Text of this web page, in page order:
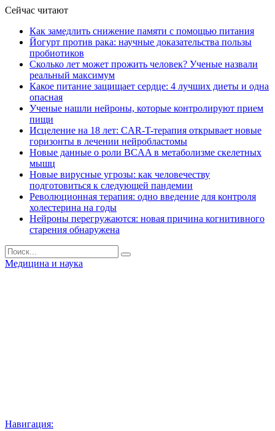
Сейчас читают
Как замедлить снижение памяти с помощью питания
Йогурт против рака: научные доказательства пользы
пробиотиков
Сколько лет может прожить человек? Ученые назвали
реальный максимум
Какое питание защищает сердце: 4 лучших диеты и одна
опасная
Ученые нашли нейроны, которые контролируют прием
пищи
Исцеление на 18 лет: CAR-T-терапия открывает новые
горизонты в лечении нейробластомы
Новые данные о роли BCAA в метаболизме скелетных
мышц
Новые вирусные угрозы: как человечеству
подготовиться к следующей пандемии
Революционная терапия: одно введение для контроля
холестерина на годы
Нейроны перегружаются: новая причина когнитивного
старения обнаружена
Медицина и наука
Навигация: